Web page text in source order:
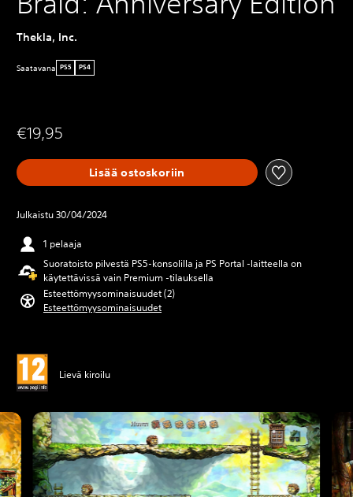
Thekla, Inc.
Saatavana PS5 PS4
€19,95
Lisää ostoskoriin
Julkaistu 30/04/2024
1 pelaaja
Suoratoisto pilvestä PS5-konsolilla ja PS Portal ‑laitteella on
käytettävissä vain Premium ‑tilauksella
Esteettömyysominaisuudet (2)
Esteettömyysominaisuudet
Lievä kiroilu